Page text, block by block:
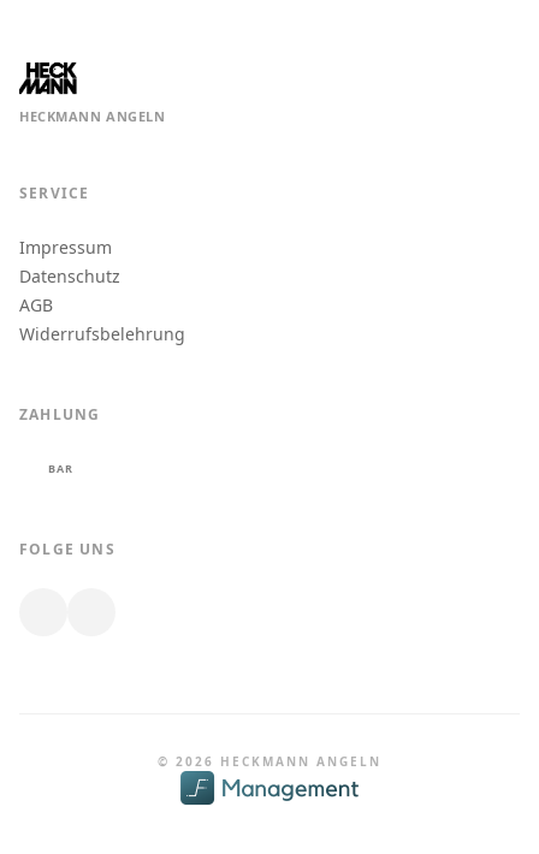
HECKMANN ANGELN
SERVICE
Impressum
Datenschutz
AGB
Widerrufsbelehrung
ZAHLUNG
BAR
FOLGE UNS
© 2026 HECKMANN ANGELN